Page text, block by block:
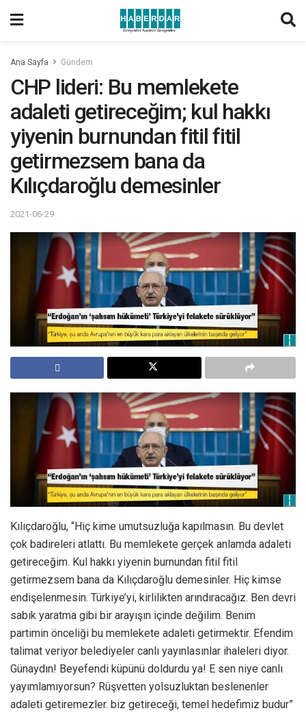
Ana Sayfa Gündem
CHP lideri: Bu memlekete
adaleti getireceğim; kul hakkı
yiyenin burnundan fitil fitil
getirmezsem bana da
Kılıçdaroğlu demesinler
2021-06-29
Kılıçdaroğlu, “Hiç kime umutsuzluğa kapılmasın. Bu devlet
çok badireleri atlattı. Bu memlekete gerçek anlamda adaleti
getireceğim. Kul hakkı yiyenin burnundan fitil fitil
getirmezsem bana da Kılıçdaroğlu demesinler. Hiç kimse
endişelenmesin. Türkiye’yi, kirlilikten arındıracağız. Ben devri
sabık yaratma gibi bir arayışın içinde değilim. Benim
partimin önceliği bu memlekete adaleti getirmektir. Efendim
talimat veriyor belediyeler canlı yayınlasınlar ihaleleri diyor.
Günaydın! Beyefendi küpünü doldurdu ya! E sen niye canlı
yayımlamıyorsun? Rüşvetten yolsuzluktan beslenenler
adaleti getiremezler. biz getireceği, temel hedefimiz budur”